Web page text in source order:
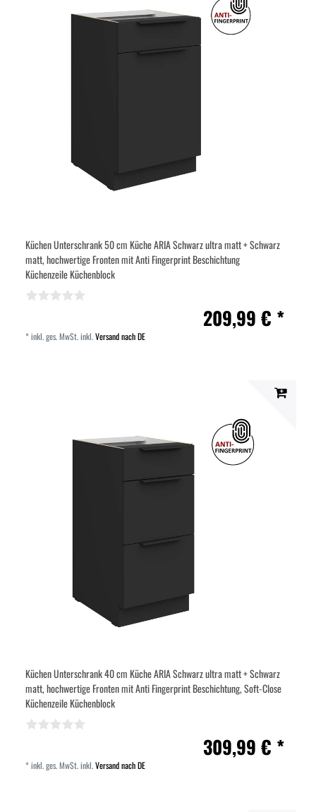
Küchen Unterschrank 50 cm Küche ARIA Schwarz ultra matt + Schwarz
matt, hochwertige Fronten mit Anti Fingerprint Beschichtung
Küchenzeile Küchenblock
209,99 € *
*inkl. ges. MwSt.inkl.Versand nach DE
Küchen Unterschrank 40 cm Küche ARIA Schwarz ultra matt + Schwarz
matt, hochwertige Fronten mit Anti Fingerprint Beschichtung, Soft-Close
Küchenzeile Küchenblock
309,99 € *
*inkl. ges. MwSt.inkl.Versand nach DE